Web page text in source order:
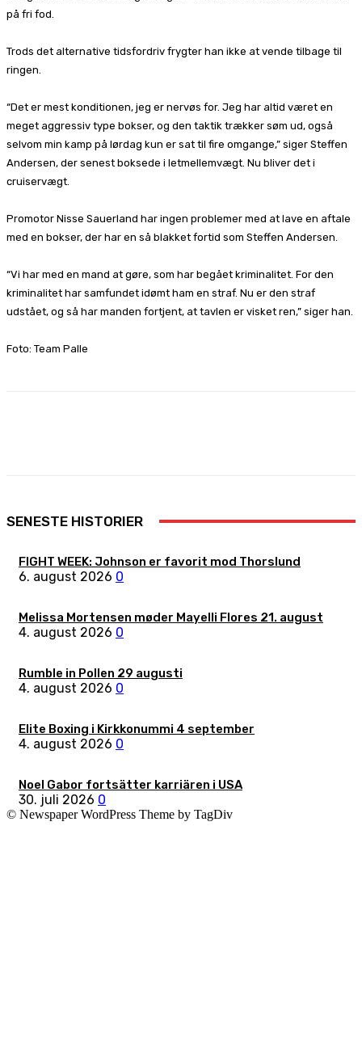
på fri fod.
Trods det alternative tidsfordriv frygter han ikke at vende tilbage til
ringen.
“Det er mest konditionen, jeg er nervøs for. Jeg har altid været en
meget aggressiv type bokser, og den taktik trækker søm ud, også
selvom min kamp på lørdag kun er sat til fire omgange,” siger Steffen
Andersen, der senest boksede i letmellemvægt. Nu bliver det i
cruiservægt.
Promotor Nisse Sauerland har ingen problemer med at lave en aftale
med en bokser, der har en så blakket fortid som Steffen Andersen.
“Vi har med en mand at gøre, som har begået kriminalitet. For den
kriminalitet har samfundet idømt ham en straf. Nu er den straf
udstået, og så har manden fortjent, at tavlen er visket ren,” siger han.
Foto: Team Palle
SENESTE HISTORIER
FIGHT WEEK: Johnson er favorit mod Thorslund
6. august 2026 0
Melissa Mortensen møder Mayelli Flores 21. august
4. august 2026 0
Rumble in Pollen 29 augusti
4. august 2026 0
Elite Boxing i Kirkkonummi 4 september
4. august 2026 0
Noel Gabor fortsätter karriären i USA
30. juli 2026 0
© Newspaper WordPress Theme by TagDiv